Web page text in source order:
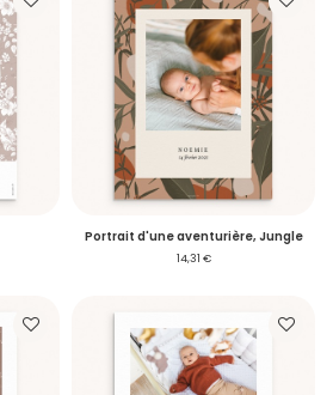
Portrait d'une aventurière, Jungle
14,31 €